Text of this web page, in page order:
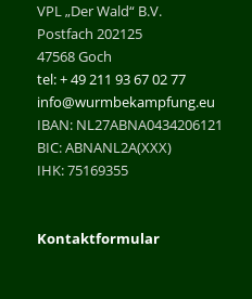
VPL „Der Wald“ B.V.
Postfach 202125
47568 Goch
tel: + 49 211 93 67 02 77
info@wurmbekampfung.eu
IBAN: NL27ABNA0434206121
BIC: ABNANL2A(XXX)
IHK: 75169355
Kontaktformular